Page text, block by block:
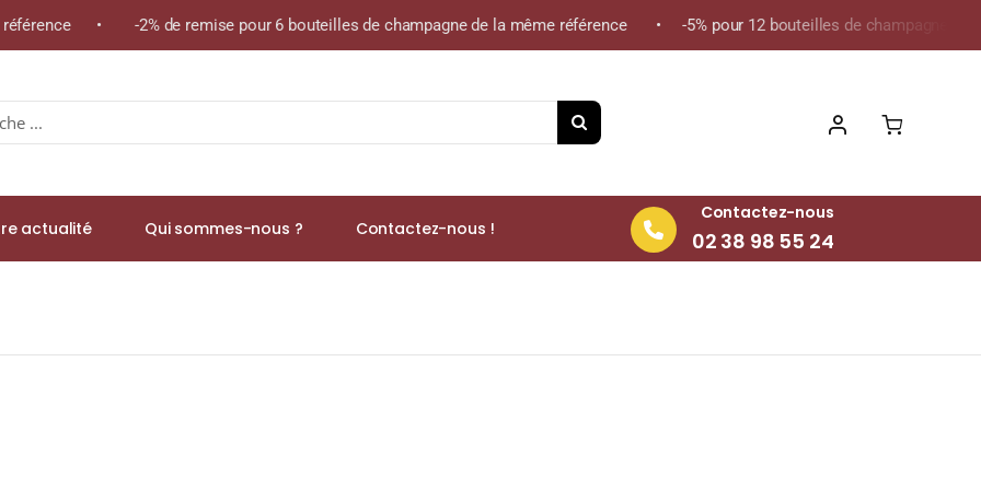
• -2% de remise pour 6 bouteilles de champagne de la même référence • -5% pour 12 bouteilles de champagne de la
actualité Qui sommes-nous ? Contactez-nous !
Contactez-nous
02 38 98 55 24